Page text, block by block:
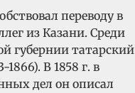
переводу в
из Казани. Среди
губернии татарский
В 1858 г. в
дел он описал